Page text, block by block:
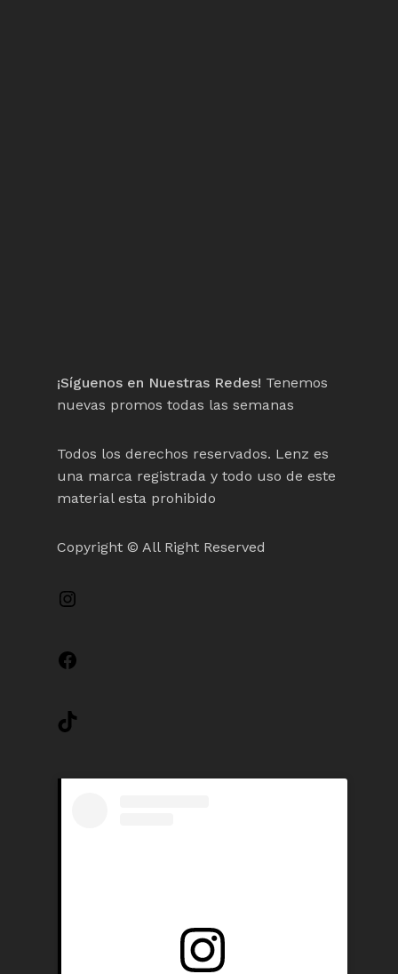
¡Síguenos en Nuestras Redes! Tenemos
nuevas promos todas las semanas
Todos los derechos reservados. Lenz es
una marca registrada y todo uso de este
material esta prohibido
Copyright © All Right Reserved